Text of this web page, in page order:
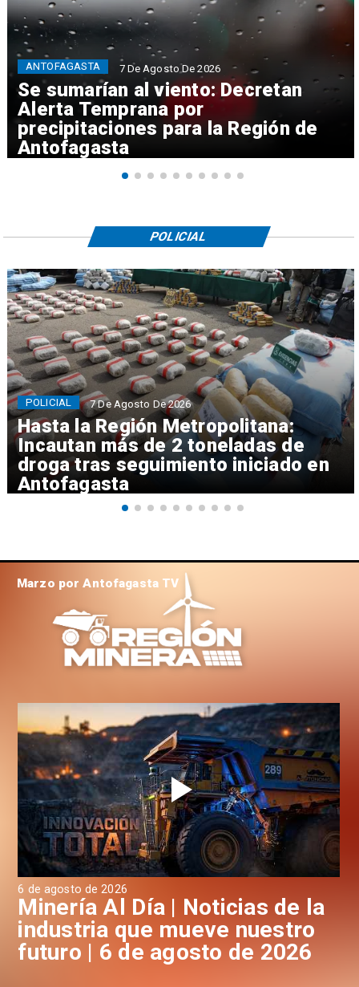
Se sumarían al viento: Decretan
Alerta Temprana por
precipitaciones para la Región de
Antofagasta
ANTOFAGASTA 7 De Agosto De 2026
Hasta la Región Metropolitana:
Incautan más de 2 toneladas de
droga tras seguimiento iniciado en
Antofagasta
POLICIAL 7 De Agosto De 2026
POLICIAL
6 de agosto de 2026
Minería Al Día | Noticias de la
industria que mueve nuestro
futuro | 6 de agosto de 2026
Marzo por Antofagasta TV